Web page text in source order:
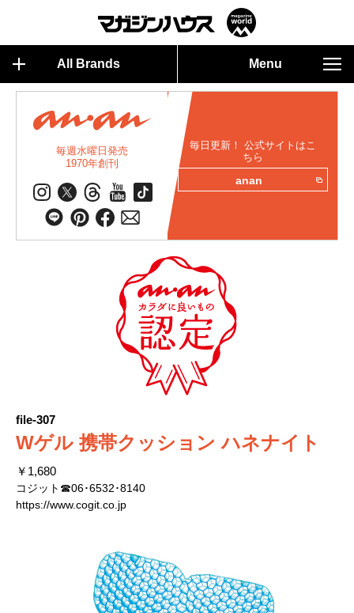
All Brands Menu
毎週水曜日発売
1970年創刊
毎日更新！ 公式サイトはこ
ちら
anan
file-307
Wゲル 携帯クッション ハネナイト
￥1,680
コジット☎06･6532･8140
https://www.cogit.co.jp